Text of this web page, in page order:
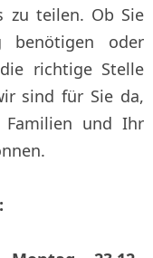
zu teilen. Ob Sie
benötigen oder
richtige Stelle
sind für Sie da,
und Ihr